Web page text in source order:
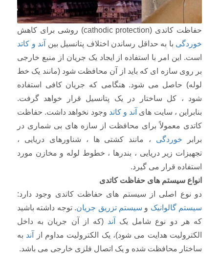
حفاظت کاتدی (cathodic protection) روشی برای کاهش
خوردگی با به حداقل رساندن اختلاف پتانسیل بین
آند و کاتد
است. این امر با استفاده از ایجاد یک جریان از منبع خارجی
بر روی سازه ای که باید از آن محافظت شود (مانند یک خط
لوله) حاصل می شود. هنگامی که جریان کافی استفاده
شود ، کل ساختار در یک پتانسیل قرار خواهد گرفت.
بنابراین ، سایت های آند و کاتد وجود نخواهد داشت. حفاظت
کاتدی معمولاً برای محافظت از سازه های بی شماری در
برابر خوردگی ، مانند کشتی ها ، شناورهای دریایی ،
تجهیزات زیر دریایی ، بندرها ، خطوط لوله و مخازن مورد
استفاده قرار می گیرد.
انواع سیستم های حفاظت کاتدی
دو نوع اصلی از سیستم های حفاظت کاتدی وجود دارد:
سیستم گالوانیک و سیستم تزریق جریان. توجه داشته باشید
که هر دو نوع شامل یک
آند (که از آن جریان به داخل
الکترولیت هدایت می شود)، یک الکترولیت مداوم از
آند به
ساختار محافظت شده و یک اتصال فلزی خارجی می باشد.